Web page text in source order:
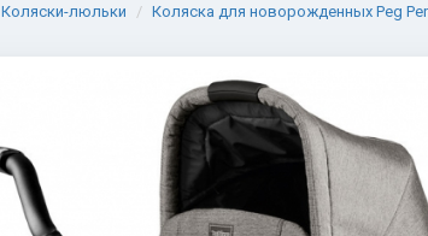
Коляски-люльки Коляска для новорожденных Peg